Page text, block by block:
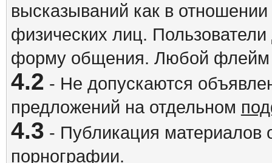
высказываний как в
физических лиц.
форму общения. Любой флейм
4.2 - Не допускаются
предложений на отдельном
4.3 - Публикация материалов
порнографии.